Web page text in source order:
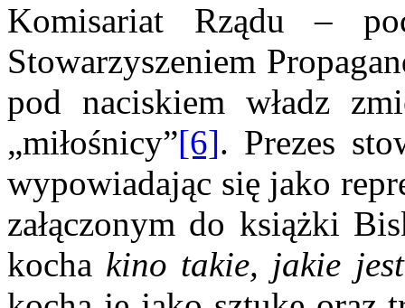
Komisariat Rządu –
Stowarzyszeniem
pod naciskiem władz
„miłośnicy”[6]. Prezes
wypowiadając się jako
załączonym do książki
kocha kino takie, jakie